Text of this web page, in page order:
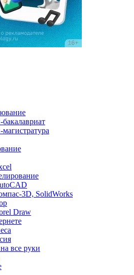
3D, SolidWorks
Draw
все руки